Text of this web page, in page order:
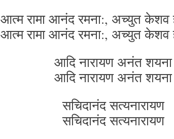
आत्म रामा आनंद रमना:, अच्युत केशव
आत्म रामा आनंद रमना:, अच्युत केशव
आदि नारायण अनंत शयना
आदि नारायण अनंत शयना
सचिदानंद सत्यनारायण
सचिदानंद सत्यनारायण